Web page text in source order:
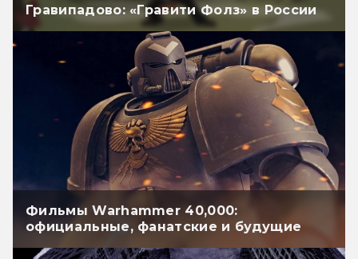
Гравипадово: «Гравити Фолз» в России
Фильмы Warhammer 40,000:
официальные, фанатские и будущие